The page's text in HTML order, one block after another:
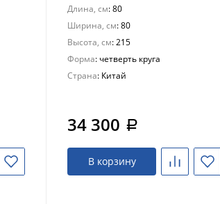
Длина, см: 80
Ширина, см: 80
Высота, см: 215
Форма: четверть круга
Страна: Китай
34 300 a
В корзину